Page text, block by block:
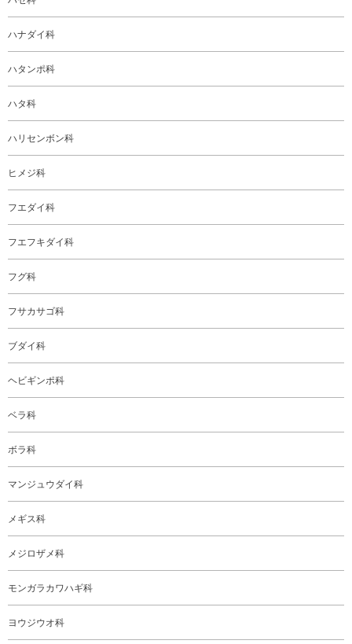
ハナダイ科
ハタンポ科
ハタ科
ハリセンボン科
ヒメジ科
フエダイ科
フエフキダイ科
フグ科
フサカサゴ科
ブダイ科
ヘビギンポ科
ベラ科
ボラ科
マンジュウダイ科
メギス科
メジロザメ科
モンガラカワハギ科
ヨウジウオ科